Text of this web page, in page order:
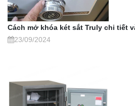
Cách mở khóa két sắt Truly chi tiết
23/09/2024